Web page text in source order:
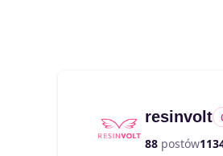
resinvolt
88 postów